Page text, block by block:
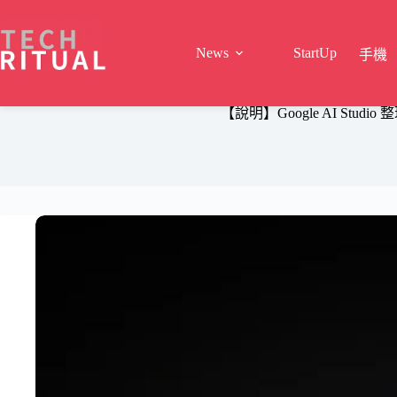
content
News
StartUp 手機
【說明】Google AI Studio